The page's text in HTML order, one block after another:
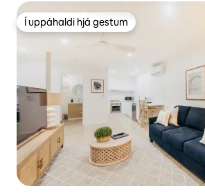
Í uppáhaldi hjá gestum
Í uppáhaldi hjá gestum